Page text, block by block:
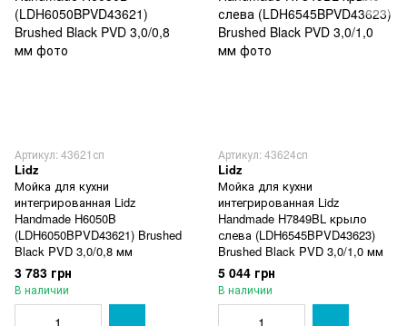
Артикул: 43621сп
Lidz
Мойка для кухни
интегрированная Lidz
Handmade H6050B
(LDH6050BPVD43621) Brushed
Black PVD 3,0/0,8 мм
3 783 грн
В наличии
Артикул: 43624сп
Lidz
Мойка для кухни
интегрированная Lidz
Handmade H7849BL крыло
слева (LDH6545BPVD43623)
Brushed Black PVD 3,0/1,0 мм
5 044 грн
В наличии